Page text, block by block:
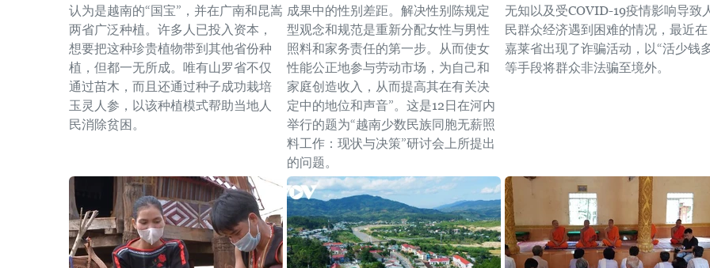
认为是越南的“国宝”，并在广南和昆嵩
两省广泛种植。许多人已投入资本，
想要把这种珍贵植物带到其他省份种
植，但都一无所成。唯有山罗省不仅
通过苗木，而且还通过种子成功栽培
玉灵人参，以该种植模式帮助当地人
民消除贫困。
成果中的性别差距。解决性别陈规定
型观念和规范是重新分配女性与男性
照料和家务责任的第一步。从而使女
性能公正地参与劳动市场，为自己和
家庭创造收入，从而提高其在有关决
定中的地位和声音”。这是12日在河内
举行的题为“越南少数民族同胞无薪照
料工作：现状与决策”研讨会上所提出
的问题。
无知以及受COVID-19疫情影响导致
民群众经济遇到困难的情况，最近在
嘉莱省出现了诈骗活动，以“活少钱
等手段将群众非法骗至境外。